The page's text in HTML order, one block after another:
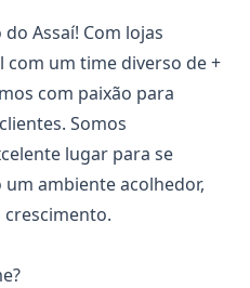
Assaí! Com lojas
com um time diverso de +
com paixão para
Somos
lugar para se
ambiente acolhedor,